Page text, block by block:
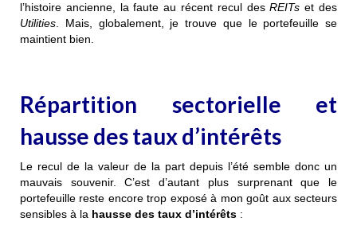
l’histoire ancienne, la faute au récent recul desREITs et des
Utilities. Mais, globalement, je trouve que le portefeuille se
maintient bien.
Répartition sectorielle et
hausse des taux d’intérêts
Le recul de la valeur de la part depuis l’été semble donc un
mauvais souvenir. C’est d’autant plus surprenant que le
portefeuille reste encore trop exposé à mon goût aux secteurs
sensibles à la hausse des taux d’intérêts :